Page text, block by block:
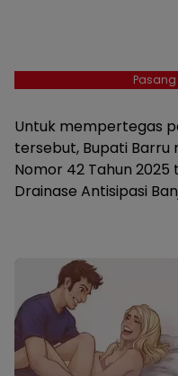
Untuk mempertegas
tersebut, Bupati Barru
Nomor 42 Tahun 2025
Drainase Antisipasi